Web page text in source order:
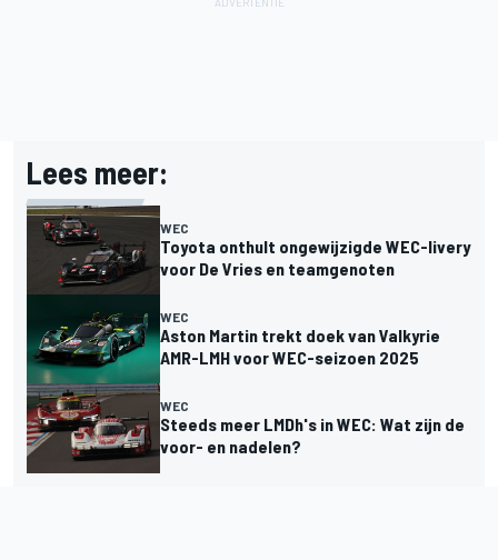
Lees meer:
WEC
Toyota onthult ongewijzigde WEC-livery
voor De Vries en teamgenoten
WEC
Aston Martin trekt doek van Valkyrie
AMR-LMH voor WEC-seizoen 2025
WEC
Steeds meer LMDh's in WEC: Wat zijn de
voor- en nadelen?